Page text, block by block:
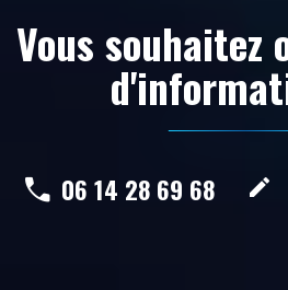
Vous souhaitez
06 14 28 69 68 create